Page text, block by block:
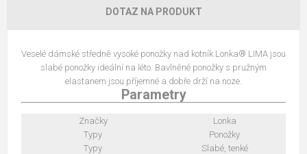
DOTAZ NA PRODUKT
Veselé dámské středně vysoké ponožky nad kotník Lonka® LIMA jsou
slabé ponožky ideální na léto. Bavlněné ponožky s pružným
elastanem jsou příjemné a dobře drží na noze.
Parametry
Značky
Lonka
Typy
Ponožky
Typy
Slabé, tenké